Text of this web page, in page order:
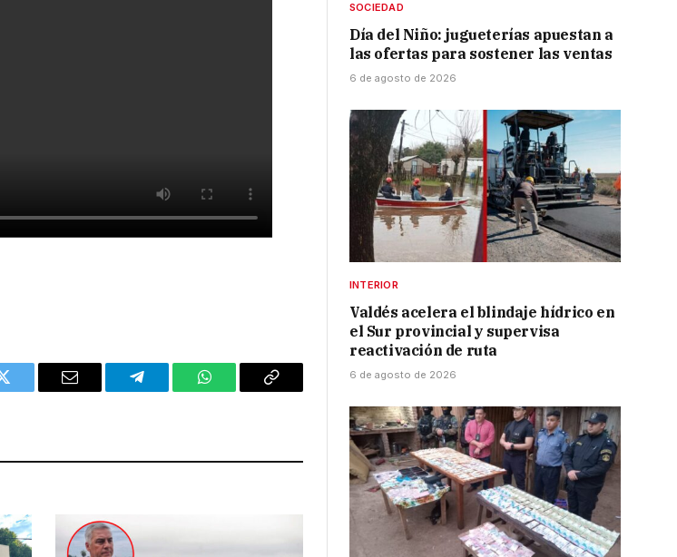
Twitter Email Telegram WhatsAppCopy
SOCIEDAD
Día del Niño: jugueterías apuestan a
las ofertas para sostener las ventas
6 de agosto de 2026
INTERIOR
Valdés acelera el blindaje hídrico en
el Sur provincial y supervisa
reactivación de ruta
6 de agosto de 2026